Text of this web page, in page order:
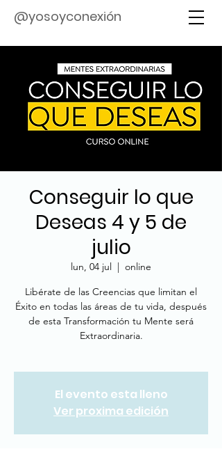
@yosoyconexión
Conseguir lo que
Deseas 4 y 5 de
julio
lun, 04 jul
  |
online
Libérate de las Creencias que limitan el
Éxito en todas las áreas de tu vida, después
de esta Transformación tu Mente será
Extraordinaria.
El evento esta lleno
Ver proxima edición